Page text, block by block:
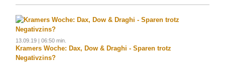
13.09.19 | 06:50 min.
Kramers Woche: Dax, Dow & Draghi - Sparen trotz
Negativzins?